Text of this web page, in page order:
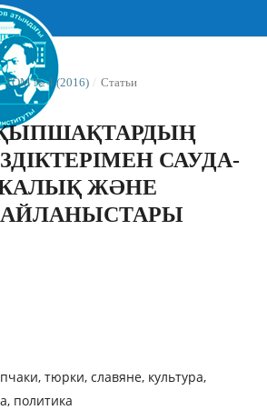
ТОМ № 4 (2016) / Статьи
ҚЫПШАҚТАРДЫҢ
САУДА-
ЖƏНЕ
тюрки, славяне, культура,
политика